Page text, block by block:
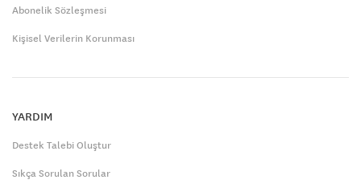
Abonelik Sözleşmesi
Kişisel Verilerin Korunması
YARDIM
Destek Talebi Oluştur
Sıkça Sorulan Sorular